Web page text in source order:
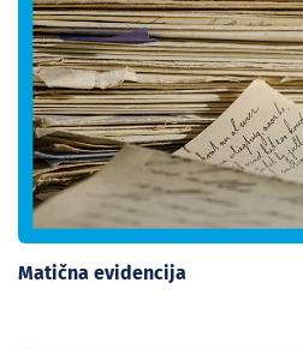
Matična evidencija